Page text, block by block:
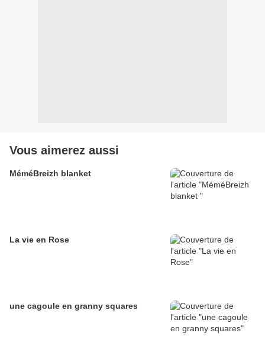
Vous aimerez aussi
MéméBreizh blanket
La vie en Rose
une cagoule en granny squares